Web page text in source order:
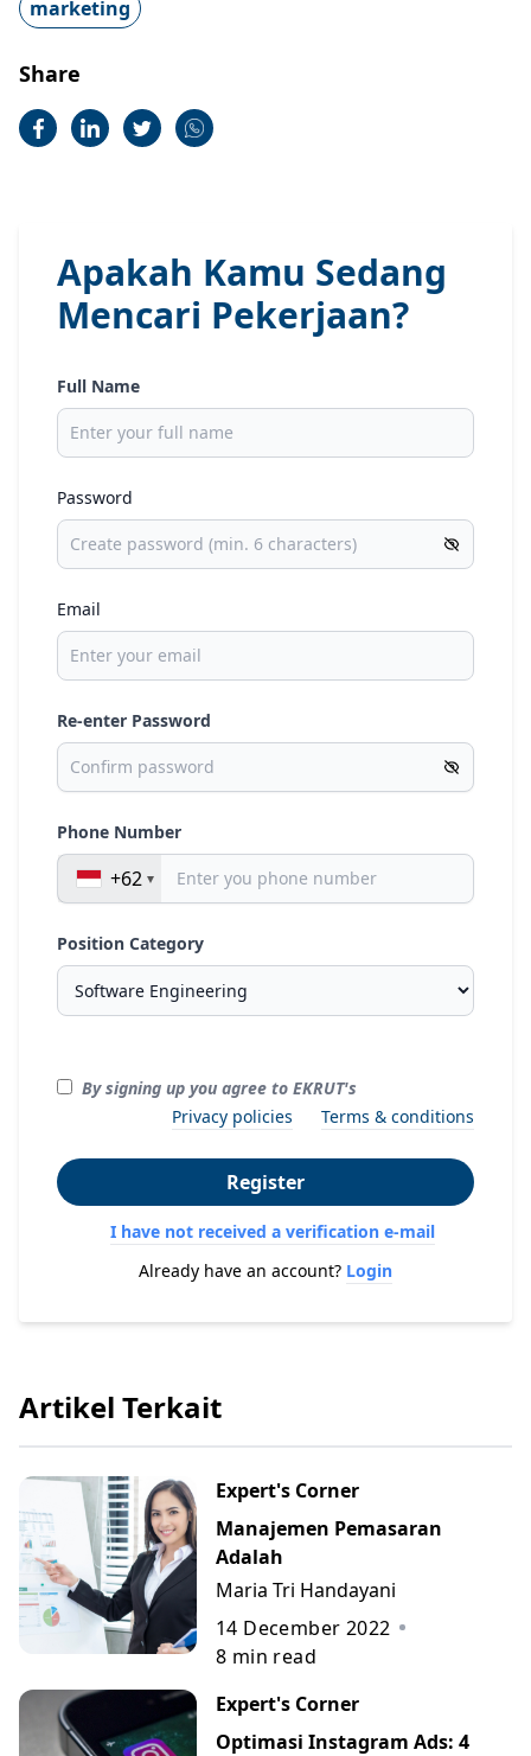
marketing
Share
Apakah Kamu Sedang
Mencari Pekerjaan?
Full Name
Password
Email
Re-enter Password
Phone Number
+62
Position Category
By signing up you agree to EKRUT's
Privacy policies
Terms & conditions
Register
I have not received a verification e-mail
Already have an account? Login
Artikel Terkait
Expert's Corner
Manajemen Pemasaran
Adalah
Maria Tri Handayani
14 December 2022
8 min read
Expert's Corner
Optimasi Instagram Ads: 4